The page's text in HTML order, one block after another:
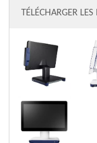
TÉLÉCHARGER